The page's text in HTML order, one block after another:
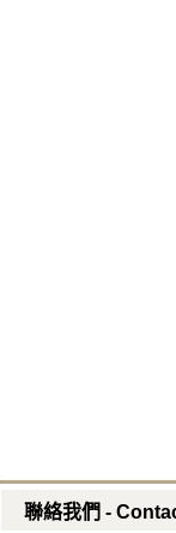
聯絡我們 -